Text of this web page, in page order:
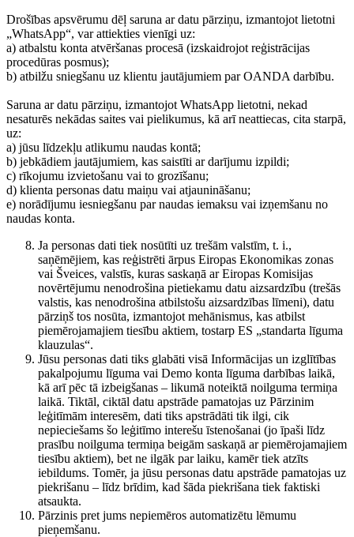
Drošības apsvērumu dēļ saruna ar datu pārziņu, izmantojot lietotni
„WhatsApp“, var attiekties vienīgi uz:
a) atbalstu konta atvēršanas procesā (izskaidrojot reģistrācijas
procedūras posmus);
b) atbilžu sniegšanu uz klientu jautājumiem par OANDA darbību.
Saruna ar datu pārziņu, izmantojot WhatsApp lietotni, nekad
nesaturēs nekādas saites vai pielikumus, kā arī neattiecas, cita starpā,
uz:
a) jūsu līdzekļu atlikumu naudas kontā;
b) jebkādiem jautājumiem, kas saistīti ar darījumu izpildi;
c) rīkojumu izvietošanu vai to grozīšanu;
d) klienta personas datu maiņu vai atjaunināšanu;
e) norādījumu iesniegšanu par naudas iemaksu vai izņemšanu no
naudas konta.
Ja personas dati tiek nosūtīti uz trešām valstīm, t. i.,
saņēmējiem, kas reģistrēti ārpus Eiropas Ekonomikas zonas
vai Šveices, valstīs, kuras saskaņā ar Eiropas Komisijas
novērtējumu nenodrošina pietiekamu datu aizsardzību (trešās
valstis, kas nenodrošina atbilstošu aizsardzības līmeni), datu
pārziņš tos nosūta, izmantojot mehānismus, kas atbilst
piemērojamajiem tiesību aktiem, tostarp ES „standarta līguma
klauzulas“.
Jūsu personas dati tiks glabāti visā Informācijas un izglītības
pakalpojumu līguma vai Demo konta līguma darbības laikā,
kā arī pēc tā izbeigšanas – likumā noteiktā noilguma termiņa
laikā. Tiktāl, ciktāl datu apstrāde pamatojas uz Pārzinim
leģitīmām interesēm, dati tiks apstrādāti tik ilgi, cik
nepieciešams šo leģitīmo interešu īstenošanai (jo īpaši līdz
prasību noilguma termiņa beigām saskaņā ar piemērojamajiem
tiesību aktiem), bet ne ilgāk par laiku, kamēr tiek atzīts
iebildums. Tomēr, ja jūsu personas datu apstrāde pamatojas uz
piekrišanu – līdz brīdim, kad šāda piekrišana tiek faktiski
atsaukta.
Pārzinis pret jums nepiemēros automatizētu lēmumu
pieņemšanu.